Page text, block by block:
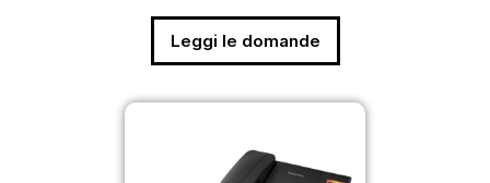
Leggi le domande